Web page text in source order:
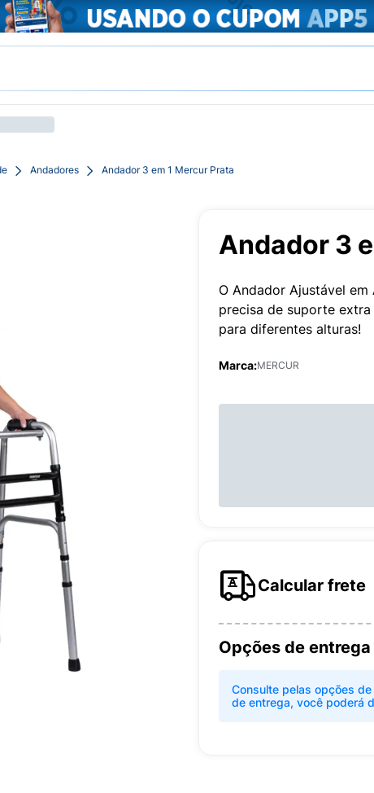
Andadores Andador 3 em 1 Mercur Prata
Andador 3
O Andador Ajustável
precisa de suporte
para diferentes alturas!
Marca:MERCUR
Calcular frete
Opções de entrega
Consulte pelas opções
de entrega, você poderá